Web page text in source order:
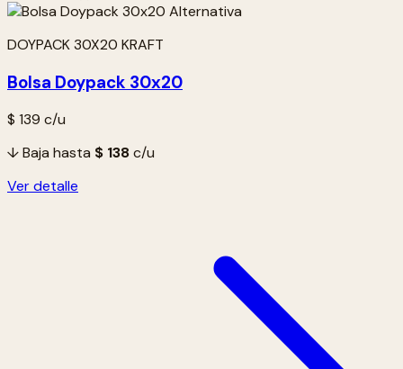
DOYPACK 30X20 KRAFT
Bolsa Doypack 30x20
$ 139 c/u
↓ Baja hasta $ 138c/u
Ver detalle